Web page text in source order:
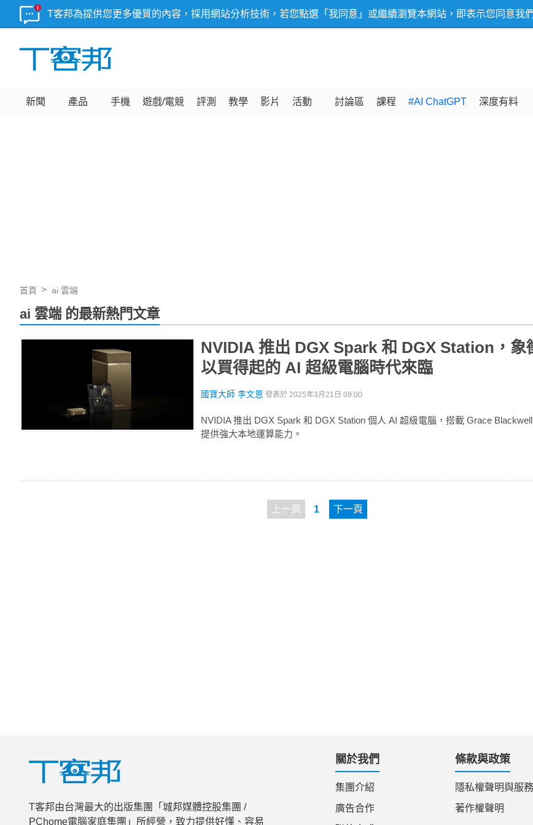
T客邦為提供您更多優質的內容，採用網站分析技術，若您點選「我同意」或繼續瀏覽本網站，即表示您同意我
新聞 產品 手機 遊戲/電競 評測 教學 影片 活動 討論區 課程 #AI ChatGPT 深度有料
首頁 ai 雲端
ai 雲端 的最新熱門文章
NVIDIA 推出 DGX Spark 和 DGX Station，象
以買得起的 AI 超級電腦時代來臨
國寶大師 李文恩 發表於 2025年3月21日 09:00
NVIDIA 推出 DGX Spark 和 DGX Station 個人 AI 超級電腦，搭載 Grace
提供強大本地運算能力。
上一頁 1 下一頁
T客邦由台灣最大的出版集團「城邦媒體控股集團 /
PChome電腦家庭集團」所經營，致力提供好懂、容易
關於我們
集團介紹
廣告合作
條款與政策
隱私權聲明與服
著作權聲明